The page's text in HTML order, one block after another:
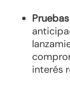
interés